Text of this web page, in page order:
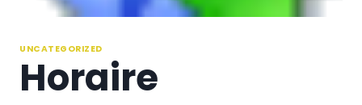
UNCATEGORIZED
Horaire